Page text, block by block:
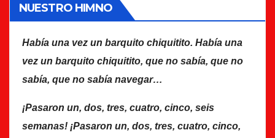
NUESTRO HIMNO
Había una vez un barquito chiquitito. Había una
vez un barquito chiquitito, que no sabía, que no
sabía, que no sabía navegar…
¡Pasaron un, dos, tres, cuatro, cinco, seis
semanas! ¡Pasaron un, dos, tres, cuatro, cinco,